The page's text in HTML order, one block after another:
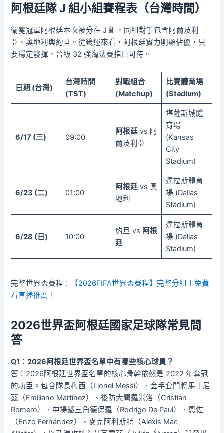
阿根廷隊 J 組小組賽程表（台灣時間）
衛冕冠軍阿根廷本次被分在 J 組，同組對手包含阿爾及利
亞、奧地利與約旦。從籤運來看，阿根廷實力明顯佔優，只
要穩定發揮，晉級 32 強淘汰賽指日可待。
日期 (台灣)
台灣時間
(TST)
對戰組合
(Matchup)
比賽體育場
(Stadium)
6/17 (三) 09:00
阿根廷vs 阿
爾及利亞
堪薩斯城體
育場
(Kansas
City
Stadium)
6/23 (二) 01:00
阿根廷vs 奧
地利
達拉斯體育
場 (Dallas
Stadium)
6/28 (日) 10:00
約旦 vs 阿根
廷
達拉斯體育
場 (Dallas
Stadium)
完整世界盃賽程：
【2026FIFA世界盃賽程】完整分組＋免費
看直播推薦！
2026世界盃阿根廷國家足球隊常見問
答
Q1：2026阿根廷世界盃名單中有哪些核心球員？
答：2026阿根廷世界盃名單的核心骨幹依然是 2022 年奪冠
的功臣。包含隊長梅西（Lionel Messi）、金手套門將馬丁尼
茲（Emiliano Martínez）、後防大閘羅米洛（Cristian
Romero）、中場鐵三角德保羅（Rodrigo De Paul）、恩佐
（Enzo Fernández）、麥克阿利斯特（Alexis Mac